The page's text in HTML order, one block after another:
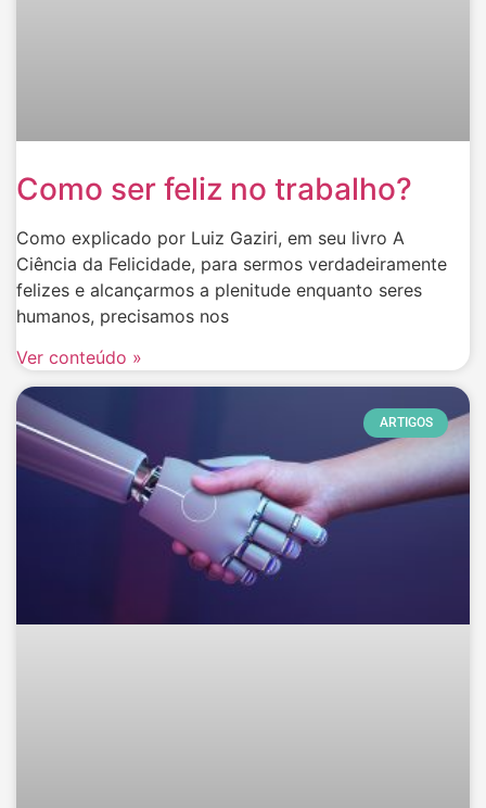
Como ser feliz no trabalho?
Como explicado por Luiz Gaziri, em seu livro A
Ciência da Felicidade, para sermos verdadeiramente
felizes e alcançarmos a plenitude enquanto seres
humanos, precisamos nos
Ver conteúdo »
ARTIGOS